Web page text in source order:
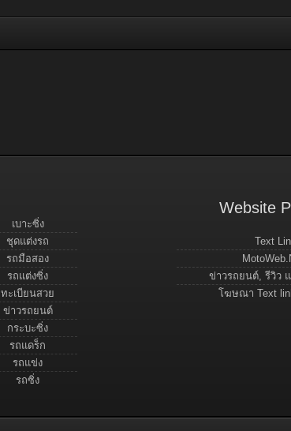
เบาะซิ่ง
ชุดแต่งรถ
รถมือสอง
รถแต่งซิ่ง
ทะเบียนสวย
ข่าวรถยนต์
กระบะซิ่ง
รถแดร็ก
รถแข่ง
รถซิ่ง
Website
Text
ข่าวรถยนต์, รีวิว
โฆษณา Text